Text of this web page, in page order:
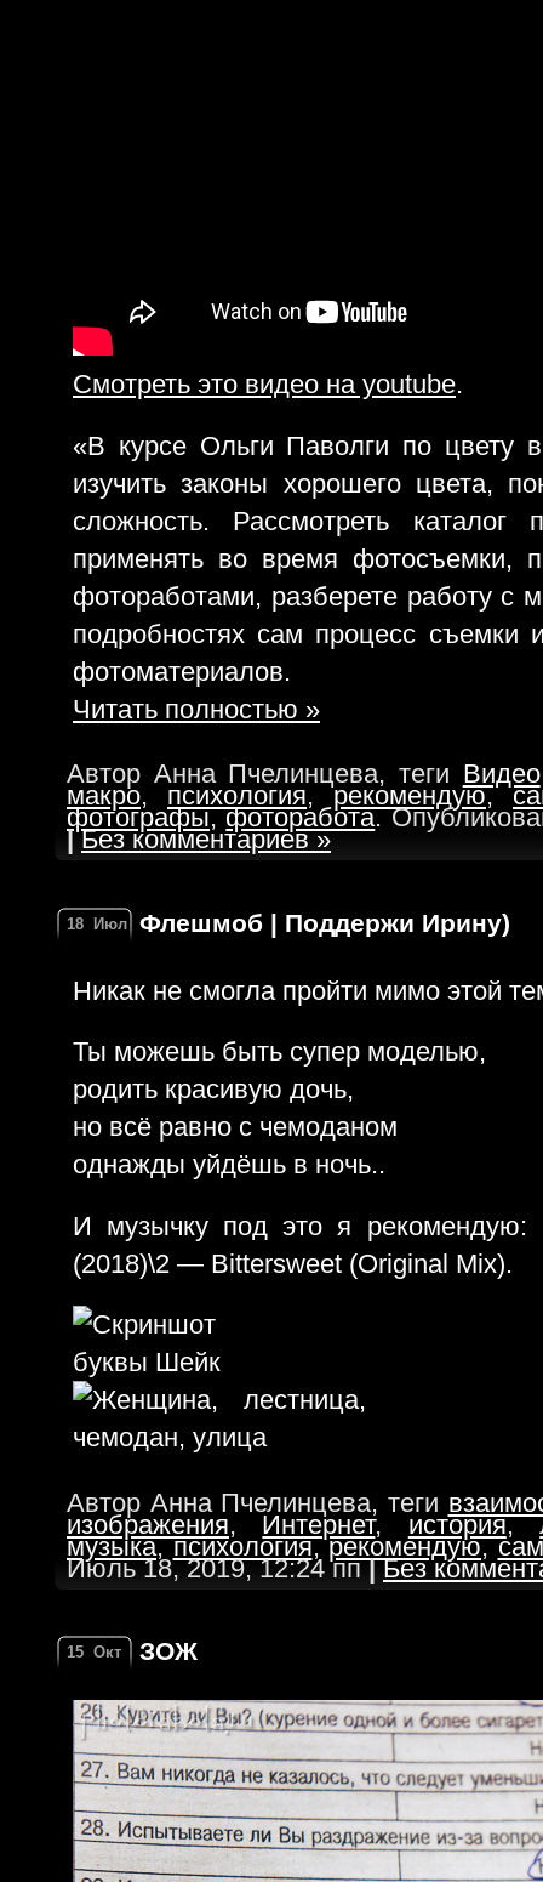
Смотреть это видео на youtube.
«В курсе Ольги Паволги по цвету
изучить законы хорошего цвета,
сложность. Рассмотреть
применять во время фотосъемки,
фотоработами, разберете работу с
подробностях сам процесс съемки
фотоматериалов.
Читать полностью »
Автор Анна Пчелинцева, теги Видео
макро, психология,рекомендую,
фотографы,фоторабота.
| Без комментариев »
18 Июл Флешмоб | Поддержи Ирину)
Никак не смогла пройти мимо этой
Ты можешь быть супер моделью,
родить красивую дочь,
но всё равно с чемоданом
однажды уйдёшь в ночь..
И музычку под это я
(2018)\2 — Bittersweet (Original Mix).
Автор Анна Пчелинцева, теги
изображения, Интернет, история,
музыка,психология,рекомендую,
Июль 18, 2019, 12:24 пп| Без
15 Окт ЗОЖ